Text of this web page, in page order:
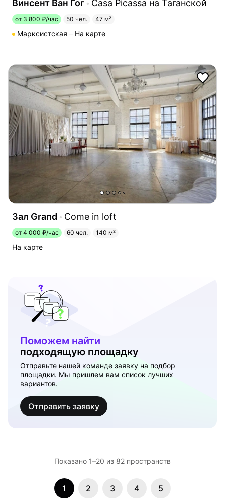
Винсент Ван Гог Casa Picassa на Таганской
от 3 800 ₽/час 50 чел. 47 м²
Марксистская На карте
Зал Grand Come in loft
от 4 000 ₽/час 60 чел. 140 м²
На карте
Поможем найти
подходящую площадку
Отправьте нашей команде заявку на подбор
площадки. Мы пришлем вам список лучших
вариантов.
Отправить заявку
Показано 1–20 из 82 пространств
1 2 3 4 5